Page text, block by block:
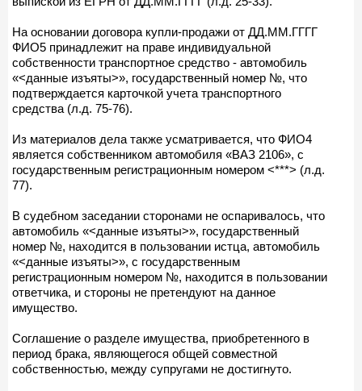
На основании договора купли-продажи от ДД.ММ.ГГГГ
ФИО5 принадлежит на праве индивидуальной
собственности транспортное средство - автомобиль
«<данные изъяты>», государственный номер №, что
подтверждается карточкой учета транспортного
средства (л.д. 75-76).
Из материалов дела также усматривается, что ФИО4
является собственником автомобиля «ВАЗ 2106», с
государственным регистрационным номером <***> (л.д.
77).
В судебном заседании сторонами не оспаривалось, что
автомобиль «<данные изъяты>», государственный
номер №, находится в пользовании истца, автомобиль
«<данные изъяты>», с государственным
регистрационным номером №, находится в пользовании
ответчика, и стороны не претендуют на данное
имущество.
Соглашение о разделе имущества, приобретенного в
период брака, являющегося общей совместной
собственностью, между супругами не достигнуто.